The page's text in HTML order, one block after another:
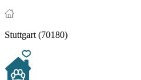
Stuttgart (70180)